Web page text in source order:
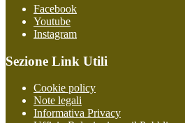
Facebook
Youtube
Instagram
Sezione Link Utili
Cookie policy
Note legali
Informativa Privacy